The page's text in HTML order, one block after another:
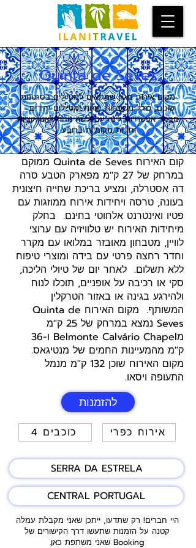
Quinta de Seves
מקום אירוח מגוון שמתאים למטיילים בסגנונות
שונים, כולל משפחות, זוגות ומטיילים יחידים.
מבחר אפשרויות לינה עם גישה נוחה לאטרקציות
וחוויות מקומיות ברובע.
קום האירוח Quinta de Seves ממוקם
במרחק של 27 ק''מ מפארק הטבע סרה
דה אסטרלה, ומציע בריכת שחייה חיצונית
בעונה, טרסה ויחידות אירוח ממוזגות עם
פטיו ואינטרנט אלחוטי בחינם. בחלק
מיחידות האירוח יש טלוויזיה עם ערוצי
לוויין, מטבחון מאובזר במלואו עם מקרר
וחדר רחצה פרטי עם בידה ומוצרי טיפוח
ללא תשלום. לאחר יום של טיולי הליכה,
סקי או רכיבה על אופניים, תוכלו לנוח
ולהירגע בגינה או באזור הטרקלין
המשותף. מקום האירוח Quinta de
Seves נמצא במרחק של 25 ק''מ
מBelmonte Calvário Chapel ו-36
ק''מ מהמעיינות החמים של מנטיגאס.
מקום האירוח שוכן 132 ק''מ מנמל
התעופה ויסאו.
להזמנות
אירוח כפרי 4 כוכבים
SERRA DA ESTRELA
CENTRAL PORTUGAL
היי חברים! רק שתדעו, ייתכן שאני מקבלת עמלה
קטנה על הזמנות שתעשו דרך הקישורים של
Booking שאני משתפת כאן.